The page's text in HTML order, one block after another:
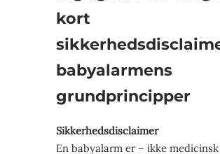
kort
babyalarmens
grundprincipper
Sikkerhedsdisclaimer
En babyalarm er – ikke